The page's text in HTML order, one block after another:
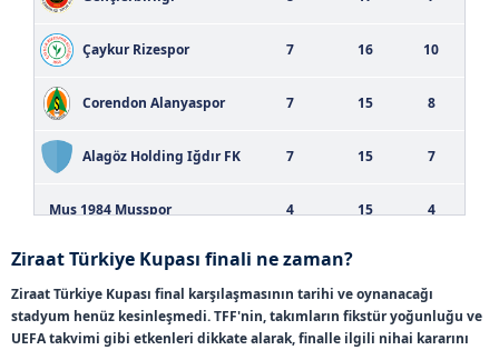
Çaykur Rizespor 7 16 10
Corendon Alanyaspor 7 15 8
Alagöz Holding Iğdır FK 7 15 7
Mus 1984 Musspor 4 15 4
Keçiörengücü 6
Beşiktaş 7 13 4
Ziraat Türkiye Kupası finali ne zaman?
Ziraat Türkiye Kupası final karşılaşmasının tarihi ve oynanacağı
stadyum henüz kesinleşmedi. TFF'nin, takımların fikstür yoğunluğu ve
UEFA takvimi gibi etkenleri dikkate alarak, finalle ilgili nihai kararını